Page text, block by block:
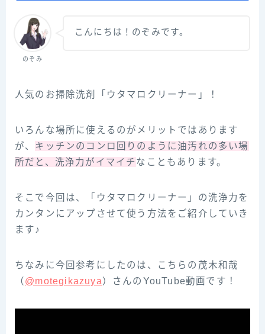
のぞみ
こんにちは！のぞみです。
人気のお掃除洗剤「ウタマロクリーナー」！
いろんな場所に使えるのがメリットではあります
が、 キッチンのコンロ回りのように油汚れの多い場
所だと、洗浄力がイマイチ なこともあります。
そこで今回は、「ウタマロクリーナー」の洗浄力を
カンタンにアップさせて使う方法をご紹介していき
ます♪
ちなみに今回参‌考‌に‌し‌た‌の‌は、‌こ‌ち‌ら‌の‌茂‌木‌和‌哉‌
（‌‌ @motegikazuya‌‌）‌さ‌ん‌の‌YouTube‌動‌画‌で‌す！